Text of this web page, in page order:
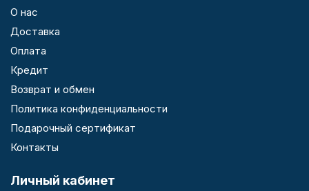
О нас
Доставка
Оплата
Кредит
Возврат и обмен
Политика конфиденциальности
Подарочный сертификат
Контакты
Личный кабинет